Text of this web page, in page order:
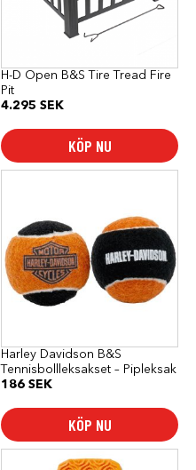
H-D Open B&S Tire Tread Fire
Pit
4.295 SEK
KÖP NU
Harley Davidson B&S
Tennisbollleksakset – Pipleksak
186 SEK
KÖP NU